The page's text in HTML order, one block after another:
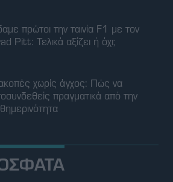
πρώτοι την ταινία F1 με τον
Pitt: Τελικά αξίζει ή όχι;
χωρίς άγχος: Πώς να
πραγματικά από την